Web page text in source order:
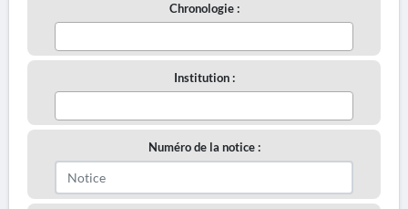
Chronologie :
Institution :
Numéro de la notice :